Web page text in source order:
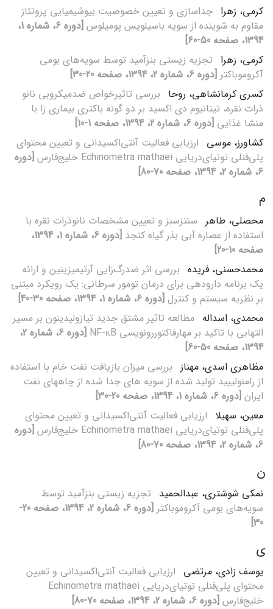
کرمی، زهرا جداسازی و تعیین خصوصیت بیوشیمیایی پروتئاز
مقاوم به شوینده از سویه باسیلویس پومیلوس
[دوره 6، شماره 1،
1394، صفحه 50-60]
کرمی، زهرا تجزیه زیستی بنزآمید توسط سویه‌های بومی
آکروموباکتر [دوره 6، شماره 2، 1394، صفحه 20-30]
کسری کرمانشاهی، روحا بررسی تاثیرخواص ضدمیکروبی نانو
ذرات نقره، تیتانیوم دی اکسید بر دو گونه باکتری‌ بیماری زا با
منشا غذایی [دوره 6، شماره 2، 1394، صفحه 1-10]
کشاورز، موسی ارزیابی فعالیت آنتی‌اکسیدانی و تعیین محتوای
پلی‌فنلی توتیای‌دریایی Echinometra mathaei خلیج‌فارس
[دوره
6، شماره 2، 1394، صفحه 70-80]
م
محصلی، طاهر سنتزسبز و تعیین مشخصات نانوذرات نقره با
استفاده از عصاره آبی بذر گیاه کنجد
[دوره 6، شماره 1، 1394،
صفحه 10-20]
محمدحسنی، فریده بررسی اثر ضدرگ‌زایی آرتیمیزینین و ارائه
یک برنامه دارودهی برای درمان تومور سرطانی: یک رویکرد مبتنی
بر نظریه سیستم و کنترل [دوره 6، شماره 1، 1394، صفحه 30-40]
محمدی، اسداله مطالعه تاثیر مشتق جدید تیازولیدینون بر مسیر
التهابی با تاکید بر مهارفاکتوررونویسی NF-кB
[دوره 6، شماره 2،
1394، صفحه 50-60]
مظاهری اسدی، مهناز بررسی میزان بازیافت نفت خام با استفاده
از رامنولیپید تولید شده از سویه های جدا شده از چاههای نفت
ایران [دوره 6، شماره 1، 1394، صفحه 20-30]
معین، سهیلا ارزیابی فعالیت آنتی‌اکسیدانی و تعیین محتوای
پلی‌فنلی توتیای‌دریایی Echinometra mathaei خلیج‌فارس
[دوره
6، شماره 2، 1394، صفحه 70-80]
ن
نمکی شوشتری، عبدالحمید تجزیه زیستی بنزآمید توسط
سویه‌های بومی آکروموباکتر
[دوره 6، شماره 2، 1394، صفحه 20-
30]
ی
یوسف زادی، مرتضی ارزیابی فعالیت آنتی‌اکسیدانی و تعیین
محتوای پلی‌فنلی توتیای‌دریایی Echinometra mathaei
خلیج‌فارس [دوره 6، شماره 2، 1394، صفحه 70-80]